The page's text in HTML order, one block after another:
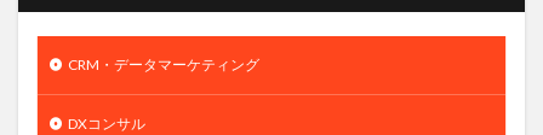
CRM・データマーケティング
DXコンサル